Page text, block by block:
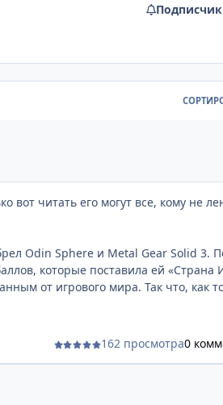
читать его могут все, кому не
Odin Sphere и Metal Gear Solid 3.
которые поставила ей «Страна
от игрового мира. Так что, как
я действительно попотел, но
162 просмотра0